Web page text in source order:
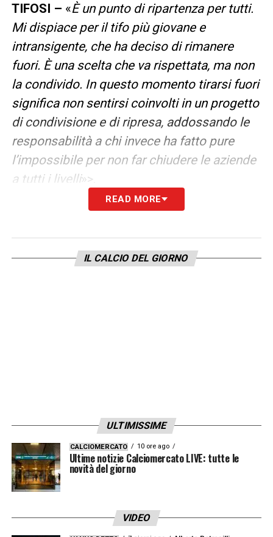
TIFOSI – «È un punto di ripartenza per tutti.
Mi dispiace per il tifo più giovane e
intransigente, che ha deciso di rimanere
fuori. È una scelta che va rispettata, ma non
la condivido. In questo momento tirarsi fuori
significa non sentirsi coinvolti in un progetto
di condivisione e di ripresa, addossando le
responsabilità a chi invece ha fatto pure
l’impossibile per non far chiudere le aziende
a tutti i livelli»>.
«Chiaro, anche il calcio è in
il passo più lungo della gamba. E neanche la
Lazio. Secondo me è una delle società più
nessuno dica nulla. Lotito ha preferito
scegliere la strada di un percorso corretto e
io l’ho sempre apprezzato per questo».
LAZIO –«
disse che, secondo lui e Maurizio, la Lazio
READ MORE
IL CALCIO DEL GIORNO
ULTIMISSIME
CALCIOMERCATO 10 ore ago
Ultime notizie Calciomercato LIVE: tutte le
novità del giorno
VIDEO